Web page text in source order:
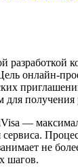
онлайн-
получения
—
сервиса.
не
шагов.